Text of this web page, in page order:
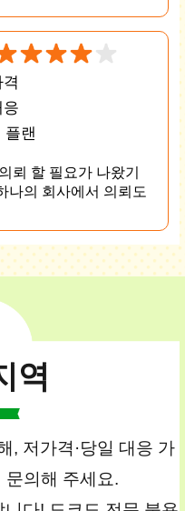
응
플랜
뢰 할 필요가 나왔기
나의 회사에서 의뢰도
역
, 저가격·당일 대응 가
문의해 주세요.